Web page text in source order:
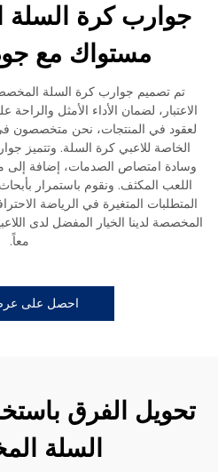
جوارب كرة
مستواك مع
تم تصميم جوارب كرة السلة
الاعتبار، لضمان الأداء الأمثل
لعقود في المنتجات، نحن متخصصون
الخاصة للاعبي كرة السلة. وتتميز
وسادة امتصاص الصدمات، إضافة إلى
اللعب المكثف. ونقوم باستمرار بأبحاث
المتطلبات المتغيرة في الرياضة
المخصصة لدينا الخيار المفضل لدى
معاً.
احصل على
تحويل الفرق
السلة